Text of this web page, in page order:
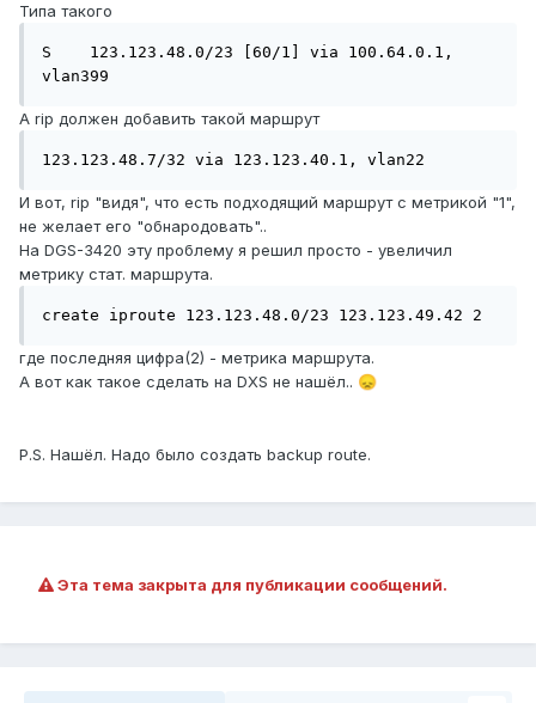
Типа такого
S    123.123.48.0/23 [60/1] via 100.64.0.1,
vlan399
А rip должен добавить такой маршрут
123.123.48.7/32 via 123.123.40.1, vlan22
И вот, rip "видя", что есть подходящий маршрут с метрикой "1",
не желает его "обнародовать"..
На DGS-3420 эту проблему я решил просто - увеличил
метрику стат. маршрута.
create iproute 123.123.48.0/23 123.123.49.42 2
где последняя цифра(2) - метрика маршрута.
А вот как такое сделать на DXS не нашёл.. 😞
P.S. Нашёл. Надо было создать backup route.
Эта тема закрыта для публикации сообщений.